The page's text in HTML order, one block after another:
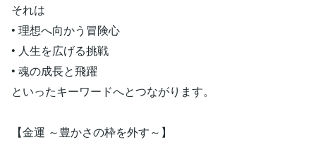
それは
• 理想へ向かう冒険心
• 人生を広げる挑戦
• 魂の成長と飛躍
といったキーワードへとつながります。
【金運 ～豊かさの枠を外す～】